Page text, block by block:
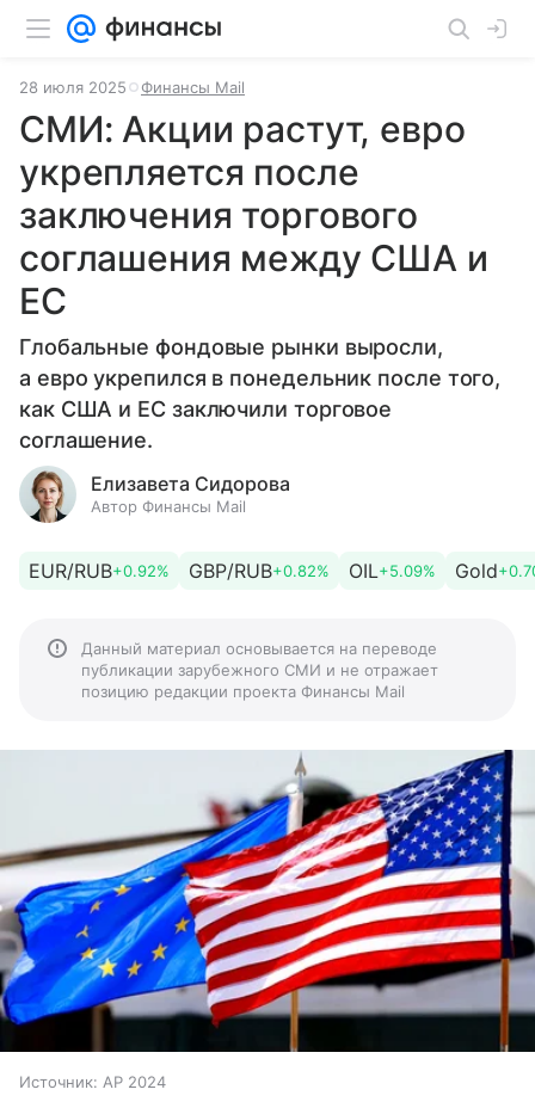
28 июля 2025 Финансы Mail
СМИ: Акции растут, евро
укрепляется после
заключения торгового
соглашения между США и
ЕС
Глобальные фондовые рынки выросли,
а евро укрепился в понедельник после того,
как США и ЕС заключили торговое
соглашение.
Елизавета Сидорова
Автор Финансы Mail
EUR/RUB+0.92% GBP/RUB+0.82% OIL+5.09% Gold
Данный материал основывается на переводе
публикации зарубежного СМИ и не отражает
позицию редакции проекта Финансы Mail
Источник: AP 2024